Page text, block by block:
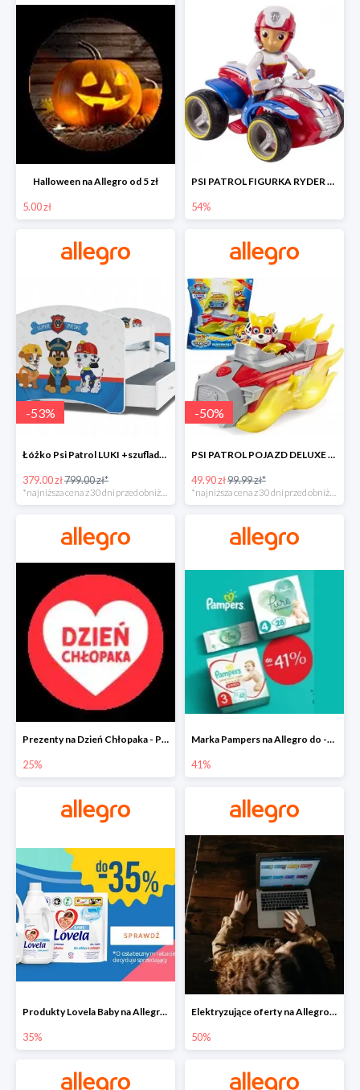
Halloween na Allegro od 5 zł
5.00 zł
PSI PATROL FIGURKA RYDER + QUAD POJAZD RATUNKOWY -54%
54%
-53%
Łóżko Psi Patrol LUKI +szuflada+materac+grafika -52%
379.00 zł799.00 zł*
-50%
PSI PATROL POJAZD DELUXE FIGURKA MARSHALL MIGHTY -50%
49.90 zł99.99 zł*
Prezenty na Dzień Chłopaka - Produkty SOXO do -25%
25%
Marka Pampers na Allegro do -41%
41%
Produkty Lovela Baby na Allegro do -35%
35%
Elektryzujące oferty na Allegro do -50%
50%